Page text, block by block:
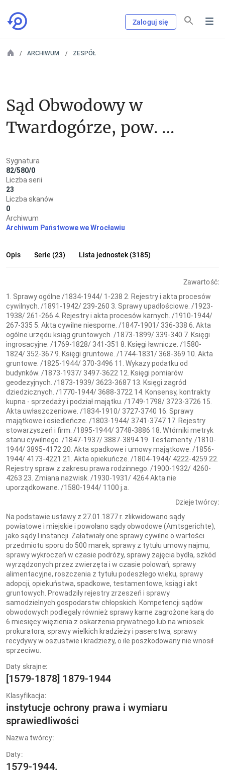
Zaloguj się
ARCHIWUM ZESPÓŁ
Sąd Obwodowy w
Twardogórze, pow.
Sygnatura
82/580/0
Liczba serii
23
Liczba skanów
0
Archiwum
Archiwum Państwowe we Wrocławiu
Opis Serie (23) Lista jednostek (3185)
Zawartość:
1. Sprawy ogólne /1834-1944/ 1-238 2. Rejestry i akta procesów
cywilnych. /1891-1942/ 239-260 3. Sprawy upadłościowe. /1923-
1938/ 261-266 4. Rejestry i akta procesów karnych. /1910-1944/
267-335 5. Akta cywilne niesporne. /1847-1901/ 336-338 6. Akta
ogólne urzędu ksiąg gruntowych. /1873-1899/ 339-340 7. Księgi
ingrosacyjne. /1769-1828/ 341-351 8. Księgi ławnicze. /1580-
1824/ 352-367 9. Księgi gruntowe. /1744-1831/ 368-369 10. Akta
gruntowe. /1825-1944/ 370-3496 11. Wykazy podatku od
budynków. /1873-1937/ 3497-3622 12. Księgi pomiarów
geodezyjnych. /1873-1939/ 3623-3687 13. Księgi zagród
dziedzicznych. /1770-1944/ 3688-3722 14. Konsensy, kontrakty
kupna - sprzedaży i podział majątku. /1749-1798/ 3723-3726 15.
Akta uwłaszczeniowe. /1834-1910/ 3727-3740 16. Sprawy
majątkowe i osiedleńcze. /1803-1944/ 3741-3747 17. Rejestry
stowarzyszeń i firm. /1895-1944/ 3748-3886 18. Wtórniki metryk
stanu cywilnego. /1847-1937/ 3887-3894 19. Testamenty. /1810-
1944/ 3895-4172 20. Akta spadkowe i umowy majątkowe. /1856-
1944/ 4173-4221 21. Akta opiekuńcze. /1804-1944/ 4222-4259 22.
Rejestry spraw z zakresu prawa rodzinnego. /1900-1932/ 4260-
4263 23. Zmiana nazwisk. /1930-1931/ 4264 Akta nie
uporządkowane. /1580-1944/ 1100 j.a.
Dzieje twórcy:
Na podstawie ustawy z 27.01.1877 r. zlikwidowano sądy
powiatowe i miejskie i powołano sądy obwodowe (Amtsgerichte),
jako sądy I instancji. Załatwiały one sprawy cywilne o wartości
przedmiotu sporu do 500 marek, sprawy z tytułu umowy najmu,
sprawy wykroczeń w czasie podróży, sprawy zajęcia bydła, szkód
wyrządzonych przez zwierzęta i w czasie polowań, sprawy
alimentacyjne, roszczenia z tytułu podeszłego wieku, sprawy
adopcji, opiekuństwa, spadkowe, testamentowe, ksiąg i akt
gruntowych. Prowadziły rejestry zrzeszeń i sprawy
samodzielnych gospodarstw chłopskich. Kompetencji sądów
obwodowych podlegały również sprawy karne zagrożone karą do
6 miesięcy więzienia z oskarżenia prywatnego lub na wniosek
prokuratora, sprawy wielkich kradzieży i paserstwa, sprawy
recydywy w oszustwie i kradzieży, o ile poszkodowany nie wnosił
sprzeciwu.
Daty skrajne:
[1579-1878] 1879-1944
Klasyfikacja:
instytucje ochrony prawa i wymiaru
sprawiedliwości
Nazwa twórcy:
Daty:
1579-1944.